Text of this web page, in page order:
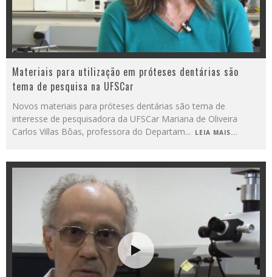
Materiais para utilização em próteses dentárias são
tema de pesquisa na UFSCar
Novos materiais para próteses dentárias são tema de
interesse de pesquisadora da UFSCar Mariana de Oliveira
Carlos Villas Bôas, professora do Departam... LEIA MAIS...